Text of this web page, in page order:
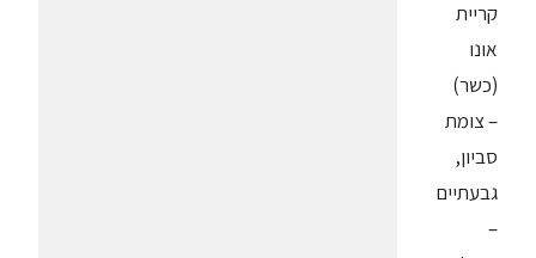
קריית
אונו
(כשר)
– צומת
סביון,
גבעתיים
–